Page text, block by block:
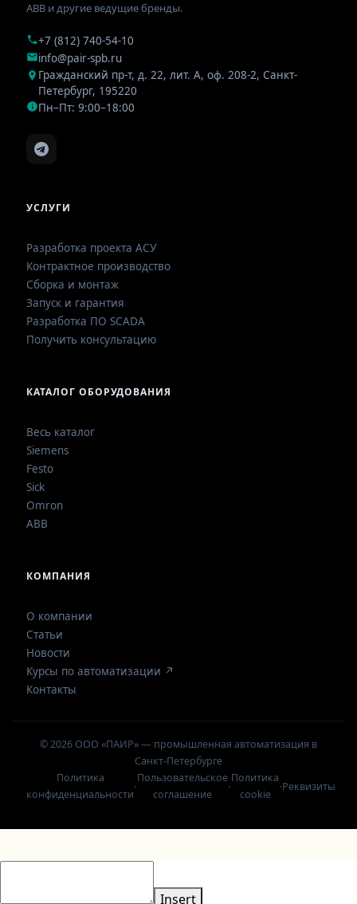
ABB и другие ведущие бренды.
+7 (812) 740-54-10
info@pair-spb.ru
Гражданский пр-т, д. 22, лит. А, оф. 208-2, Санкт-
Петербург, 195220
Пн–Пт: 9:00–18:00
УСЛУГИ
Разработка проекта АСУ
Контрактное производство
Сборка и монтаж
Запуск и гарантия
Разработка ПО SCADA
Получить консультацию
КАТАЛОГ ОБОРУДОВАНИЯ
Весь каталог
Siemens
Festo
Sick
Omron
ABB
КОМПАНИЯ
О компании
Статьи
Новости
Курсы по автоматизации ↗
Контакты
© 2026 ООО «ПАИР» — промышленная автоматизация в
Санкт-Петербурге
Политика
конфиденциальности
·
Пользовательское
соглашение
·
Политика
cookie
·Реквизиты
Insert